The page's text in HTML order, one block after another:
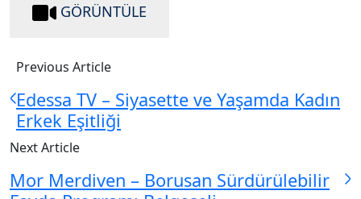
GÖRÜNTÜLE
Previous Article
Edessa TV – Siyasette ve Yaşamda Kadın
Erkek Eşitliği
Next Article
Mor Merdiven – Borusan Sürdürülebilir